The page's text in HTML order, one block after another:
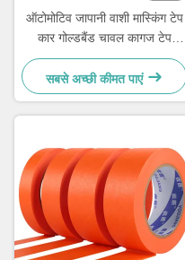
ऑटोमोटिव जापानी वाशी मास्किंग टेप
कार गोल्डबैंड चावल कागज टेप
100mic
सबसे अच्छी कीमत पाएं